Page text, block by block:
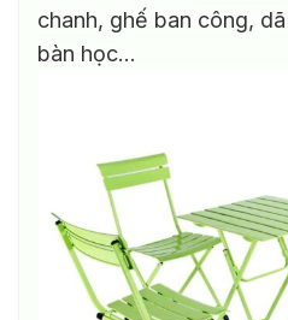
chanh, ghế ban công,
bàn học…